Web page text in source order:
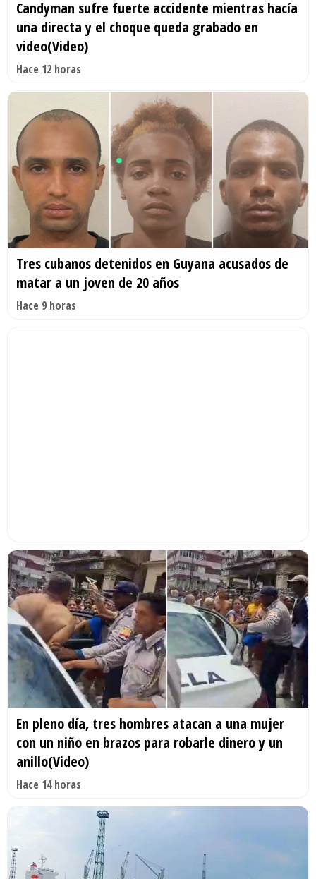
Candyman sufre fuerte accidente mientras hacía
una directa y el choque queda grabado en
video(Video)
Hace 12 horas
Tres cubanos detenidos en Guyana acusados de
matar a un joven de 20 años
Hace 9 horas
En pleno día, tres hombres atacan a una mujer
con un niño en brazos para robarle dinero y un
anillo(Video)
Hace 14 horas